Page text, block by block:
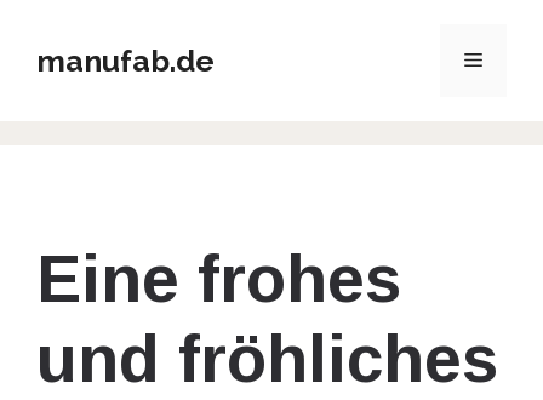
Inhaltmanufab.de Menü
Eine frohes
und fröhliches